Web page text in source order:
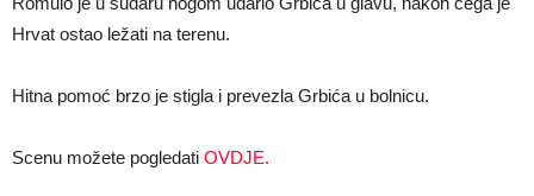
Hrvat ostao ležati na terenu.
Hitna pomoć brzo je stigla i prevezla Grbića u bolnicu.
Scenu možete pogledati OVDJE.